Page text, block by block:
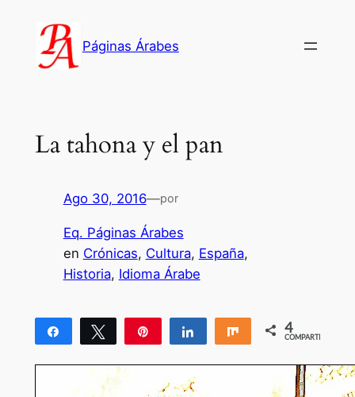
contenido
Páginas Árabes
La tahona y el pan
Ago 30, 2016—por
Eq. Páginas Árabes
en Crónicas, Cultura, España
Historia, Idioma Árabe
Compartir Twittear Compartir Compartir
4
COMPARTIR